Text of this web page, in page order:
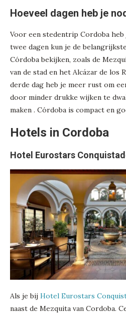
Hoeveel dagen heb je
Voor een stedentrip Cordoba heb
twee dagen kun je de
Córdoba bekijken, zoals de
van de stad en het Alcázar de los
derde dag heb je meer rust om
door minder drukke wijken te
maken . Córdoba is compact en
Hotels in Cordoba
Hotel Eurostars
Als je bij Hotel Eurostars
naast de Mezquita van Cordoba.